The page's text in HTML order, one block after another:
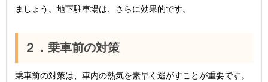
ましょう。地下駐車場は、さらに効果的です。
２．乗車前の対策
乗車前の対策は、車内の熱気を素早く逃がすことが重要です。